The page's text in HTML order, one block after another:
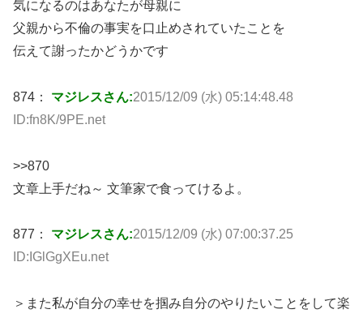
気になるのはあなたが母親に
父親から不倫の事実を口止めされていたことを
伝えて謝ったかどうかです
874： マジレスさん:2015/12/09 (水) 05:14:48.48
ID:fn8K/9PE.net
>>870
文章上手だね～ 文筆家で食ってけるよ。
877： マジレスさん:2015/12/09 (水) 07:00:37.25
ID:IGlGgXEu.net
＞また私が自分の幸せを掴み自分のやりたいことをして楽